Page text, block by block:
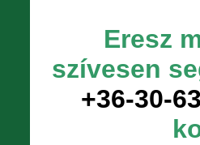
Eresz
szívesen
+36-30-